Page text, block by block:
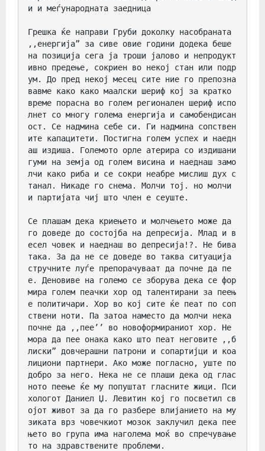
и и меѓународната заедница
Грешка ќе направи Груби доколку насобраната
,,енергија” за сиве овие години додека беше
на позиција сега ја троши јалово и непродукт
ивно предење, сокриен во некој стан или подр
ум. До пред некој месец сите ние го препозна
вавме како како маалски шериф кој за кратко
време порасна во голем регионален шериф испо
лнет со многу голема енергија и самобендисан
ост. Се надмина себе си. Ги надмина сопствен
ите капацитети. Постигна голем успех и наедн
аш издиша. Големото орле атерира со издишани
гуми на земја од голем висина и наеднаш замо
лчи како риба и се сокри неабре мислиш дух с
танал. Никаде го снема. Молчи тој. но молчи
и партијата чиј што член е сеуште.
Се плашам дека криењето и молчењето може да
го доведе до состојба на депресија. Млад и в
есел човек и наеднаш во депресија!?. Не бива
така. За да не се доведе во таква ситуација
стручните луѓе препорачуваат да почне да пе
е. Деновиве на големо се зборува дека се фор
мира голем пеачки хор од талентирани за пеењ
е политичари. Хор во кој сите ќе пеат по соп
ствени ноти. Па затоа наместо да молчи нека
почне да ,,пее’’ во новоформираниот хор. Не
мора да пее онака како што пеат неговите ,,б
лиски” довчерашни патрони и сопартијци и коа
лициони партнери. Ако може погласно, уште по
добро за него. Нека не се плаши дека од глас
ното пеење ќе му попуштат гласните жици. Пси
хологот Даниел Џ. Левитин кој го посветил св
ојот живот за да го разбере влијанието на му
зиката врз човечкиот мозок заклучил дека пее
њето во група има наголема моќ во спречување
то на здравствените проблеми.